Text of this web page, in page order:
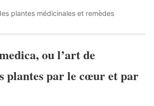
plantes médicinales et remèdes
ou l’art de
plantes par le cœur et par